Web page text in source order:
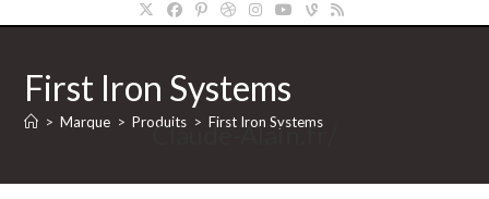
Claude-Alain.fr/
First Iron Systems
> Marque > Produits > First Iron Systems